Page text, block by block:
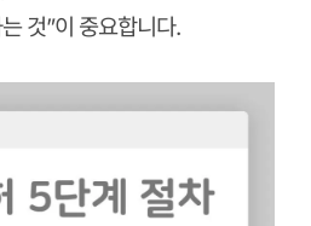
것”이 중요합니다.